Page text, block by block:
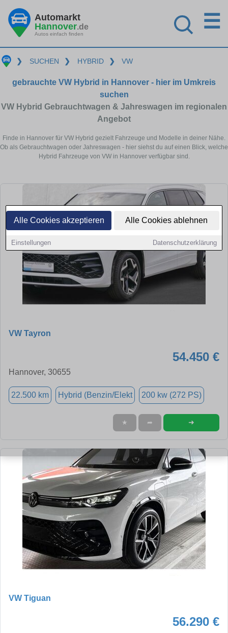
Alle Cookies akzeptieren Alle Cookies ablehnen
Einstellungen Datenschutzerklärung
Automarkt
Hannover.de
Autos einfach finden
☰
❯ SUCHEN ❯ HYBRID ❯ VW
gebrauchte VW Hybrid in Hannover - hier im Umkreis
suchen
VW Hybrid Gebrauchtwagen & Jahreswagen im regionalen
Angebot
Finde in Hannover für VW Hybrid gezielt Fahrzeuge und Modelle in deiner Nähe.
Ob als Gebrauchtwagen oder Jahreswagen - hier siehst du auf einen Blick, welche
Hybrid Fahrzeuge von VW in Hannover verfügbar sind.
VW Tayron
54.450 €
Hannover, 30655
22.500 km Hybrid (Benzin/Elekt 200 kw (272 PS)
★ ➦ ➜
VW Tiguan
56.290 €